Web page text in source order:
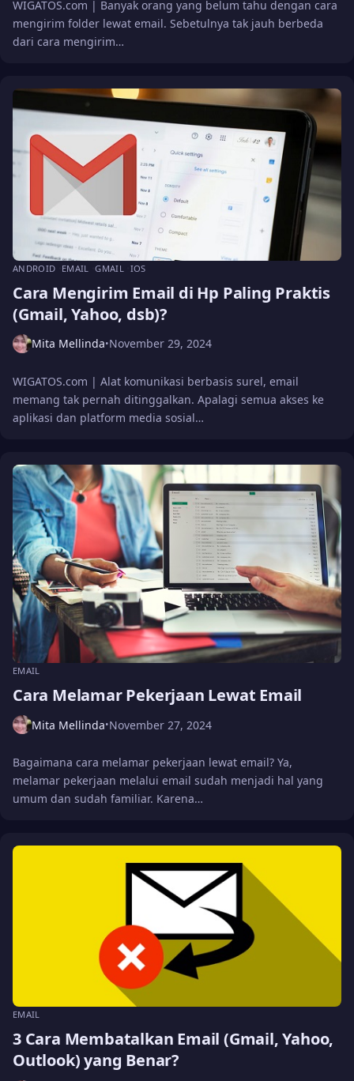
WIGATOS.com | Banyak orang yang belum tahu dengan cara
mengirim folder lewat email. Sebetulnya tak jauh berbeda
dari cara mengirim…
ANDROID EMAIL GMAIL IOS
Cara Mengirim Email di Hp Paling Praktis
(Gmail, Yahoo, dsb)?
Mita Mellinda•November 29, 2024
WIGATOS.com | Alat komunikasi berbasis surel, email
memang tak pernah ditinggalkan. Apalagi semua akses ke
aplikasi dan platform media sosial…
EMAIL
Cara Melamar Pekerjaan Lewat Email
Mita Mellinda•November 27, 2024
Bagaimana cara melamar pekerjaan lewat email? Ya,
melamar pekerjaan melalui email sudah menjadi hal yang
umum dan sudah familiar. Karena…
EMAIL
3 Cara Membatalkan Email (Gmail, Yahoo,
Outlook) yang Benar?